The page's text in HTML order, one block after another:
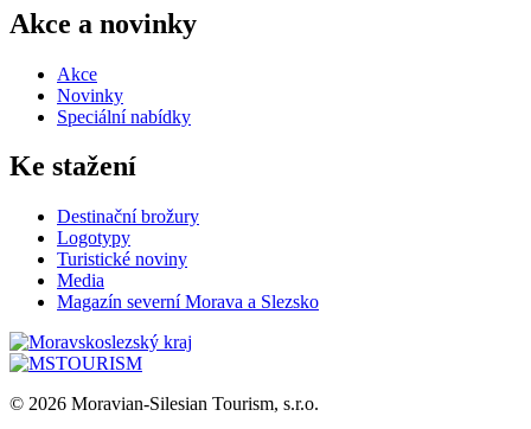
Akce a novinky
Akce
Novinky
Speciální nabídky
Ke stažení
Destinační brožury
Logotypy
Turistické noviny
Media
Magazín severní Morava a Slezsko
© 2026 Moravian-Silesian Tourism, s.r.o.